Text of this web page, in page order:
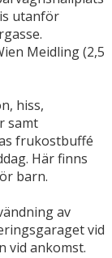
utanför
Meidling (2,5
hiss,
samt
frukostbuffé
Här finns
barn.
av
vid
vid ankomst.